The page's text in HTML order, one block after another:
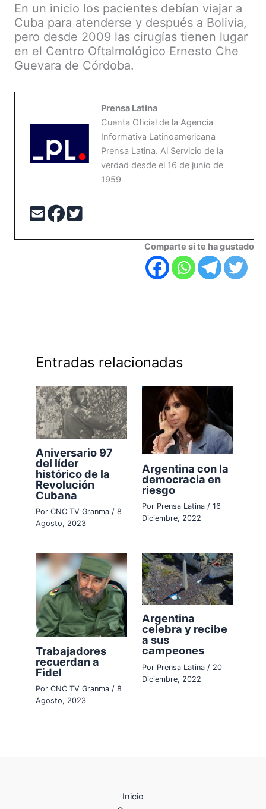
En un inicio los pacientes debían viajar a
Cuba para atenderse y después a Bolivia,
pero desde 2009 las cirugías tienen lugar
en el Centro Oftalmológico Ernesto Che
Guevara de Córdoba.
Prensa Latina
Cuenta Oficial de la Agencia
Informativa Latinoamericana
Prensa Latina. Al Servicio de la
verdad desde el 16 de junio de
1959
Comparte si te ha gustado
Entradas relacionadas
Aniversario 97
del líder
histórico de la
Revolución
Cubana
PorCNC TV Granma/8
Agosto, 2023
Argentina con la
democracia en
riesgo
Por Prensa Latina / 16
Diciembre, 2022
Trabajadores
recuerdan a
Fidel
PorCNC TV Granma/8
Agosto, 2023
Argentina
celebra y recibe
a sus
campeones
Por Prensa Latina / 20
Diciembre, 2022
Inicio